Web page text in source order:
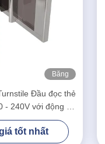
Băng
Đầu đọc thẻ
- 240V với động cơ
chổi than
tốt nhất